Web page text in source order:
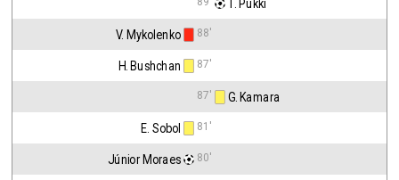
T. Pukki
V. Mykolenko 88'
H. Bushchan 87'
87' G. Kamara
E. Sobol 81'
Júnior Moraes 80'